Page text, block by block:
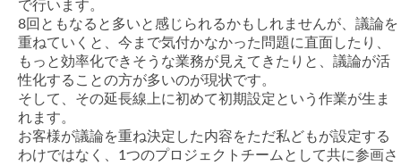
で行います。
8回ともなると多いと感じられるかもしれませんが、議論を
重ねていくと、今まで気付かなかった問題に直面したり、
もっと効率化できそうな業務が見えてきたりと、議論が活
性化することの方が多いのが現状です。
そして、その延長線上に初めて初期設定という作業が生ま
れます。
お客様が議論を重ね決定した内容をただ私どもが設定する
わけではなく、1つのプロジェクトチームとして共に参画さ